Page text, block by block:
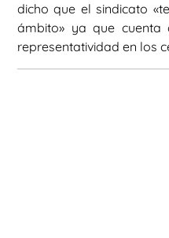
dicho que el sindicato
ámbito» ya que
representatividad en los